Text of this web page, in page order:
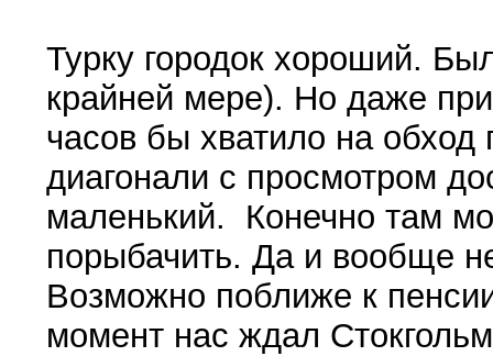
Турку городок хороший.
крайней мере). Но даже
часов бы хватило на обход
диагонали с просмотром
маленький. Конечно там
порыбачить. Да и вообще
Возможно поближе к
момент нас ждал